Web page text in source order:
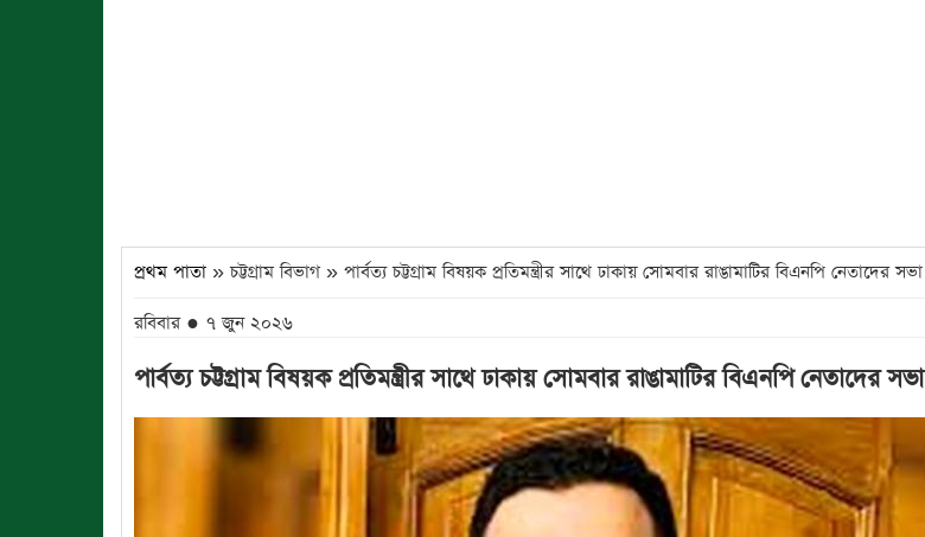
প্রথম পাতা » চট্টগ্রাম বিভাগ » পার্বত্য চট্টগ্রাম বিষয়ক প্রতিমন্ত্রীর সাথে ঢাকায় সোমবার রাঙামাটির বিএনপি নেতাদের সভা
রবিবার ● ৭ জুন ২০২৬
পার্বত্য চট্টগ্রাম বিষয়ক প্রতিমন্ত্রীর সাথে ঢাকায় সোমবার রাঙামাটির বিএনপি নেতাদের সভা